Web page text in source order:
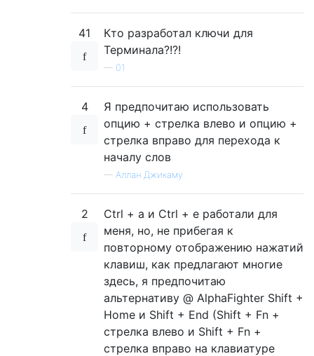
41
Кто разработал ключи для
Терминала?!?!
— 01
4
Я предпочитаю использовать
опцию + стрелка влево и опцию +
стрелка вправо для перехода к
началу слов
— Аллан Джикаму
2
Ctrl + a и Ctrl + e работали для
меня, но, не прибегая к
повторному отображению нажатий
клавиш, как предлагают многие
здесь, я предпочитаю
альтернативу @ AlphaFighter Shift +
Home и Shift + End (Shift + Fn +
стрелка влево и Shift + Fn +
стрелка вправо на клавиатуре